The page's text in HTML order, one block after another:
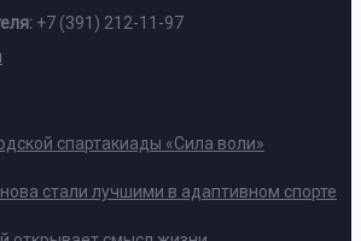
+7 (391) 212-11-97
спартакиады «Сила воли»
стали лучшими в адаптивном спорте